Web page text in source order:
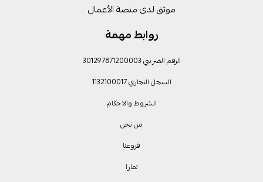
روابط مهمة
الرقم الضريبي 301297871200003
السجل التجاري 1132100017
الشروط والاحكام
من نحن
فروعنا
تمارا
موثق لدى منصة الأعمال